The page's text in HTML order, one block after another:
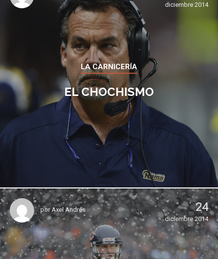
diciembre 2014
LA CARNICERÍA
EL CHOCHISMO
porAxel Andrés 24
diciembre 2014